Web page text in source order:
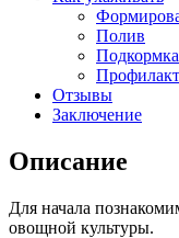
Полив
Подкормка
Отзывы
Заключение
Описание
Для начала
овощной культуры.